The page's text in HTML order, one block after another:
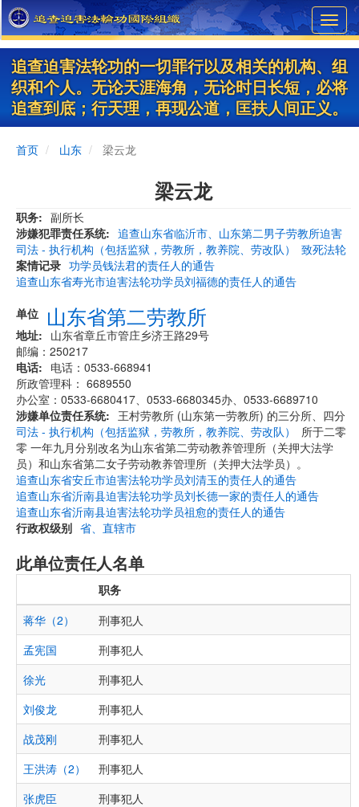
Skip
to
main
content
追查迫害法轮功的一切罪行以及相关的机构、组
织和个人。无论天涯海角，无论时日长短，必将
追查到底；行天理，再现公道，匡扶人间正义。
首页 山东 梁云龙
梁云龙
职务
副所长
涉嫌犯罪责任系统
司法 - 执行机构（包括监狱，劳教所，教养院、劳改队）
案情记录
追查山东省临沂市、山东第二男子劳教所迫害
致死法轮
功学员钱法君的责任人的通告
追查山东省寿光市迫害法轮功学员刘福德的责任人的通告
单位 山东省第二劳教所
地址
​山东省章丘市管庄乡济王路29号
邮编：250217
电话
电话：0533-668941
所政管理科： 6689550
办公室：0533-6680417、0533-6680345办、0533-6689710
涉嫌单位责任系统
司法 - 执行机构（包括监狱，劳教所，教养院、劳改队）
王村劳教所 (山东第一劳教所) 的三分所、四分
所于二零
零 一年九月分别改名为山东省第二劳动教养管理所（关押大法学
员）和山东省第二女子劳动教养管理所（关押大法学员）。
追查山东省安丘市迫害法轮功学员刘清玉的责任人的通告
追查山东省沂南县迫害法轮功学员刘长德一家的责任人的通告
追查山东省沂南县迫害法轮功学员祖愈的责任人的通告
行政权级别 省、直辖市
此单位责任人名单
职务
蒋华（2）
刑事犯人
孟宪国
刑事犯人
徐光
刑事犯人
刘俊龙
刑事犯人
战茂刚
刑事犯人
王洪涛（2）
刑事犯人
张虎臣
刑事犯人